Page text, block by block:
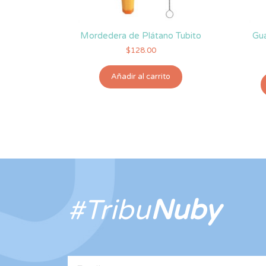
Mordedera de Plátano Tubito
$128.00
Añadir al carrito
#TribuNuby